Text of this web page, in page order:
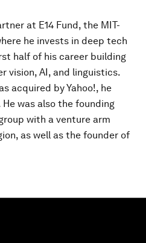
at E14 Fund, the MIT-
he invests in deep tech
half of his career building
vision, AI, and linguistics.
acquired by Yahoo!, he
was also the founding
with a venture arm
as well as the founder of